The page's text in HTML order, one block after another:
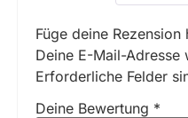
Füge deine Rezension
Deine E-Mail-
Erforderliche Felder
Deine Bewertung *